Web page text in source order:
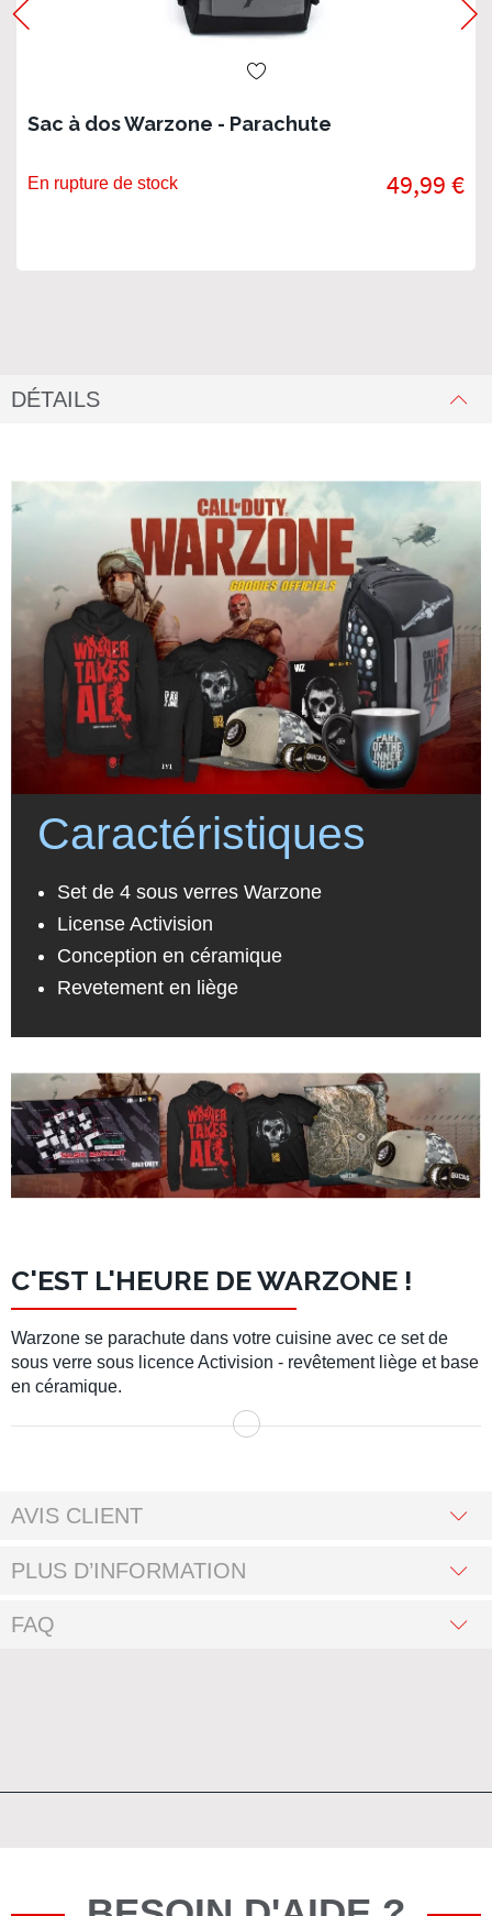
Sac à dos Warzone - Parachute
En rupture de stock 49,99 €
DÉTAILS
Caractéristiques
Set de 4 sous verres Warzone
License Activision
Conception en céramique
Revetement en liège
C'EST L'HEURE DE WARZONE !
Warzone se parachute dans votre cuisine avec ce set de
sous verre sous licence Activision - revêtement liège et base
en céramique.
AVIS CLIENT
PLUS D’INFORMATION
FAQ